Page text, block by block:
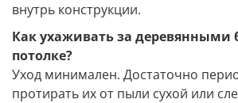
внутрь конструкции.
Как ухаживать за деревянными
потолке?
Уход минимален. Достаточно
протирать их от пыли сухой или